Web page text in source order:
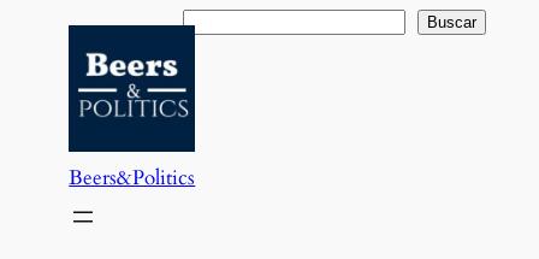
contenido
Buscar Buscar
Beers&Politics